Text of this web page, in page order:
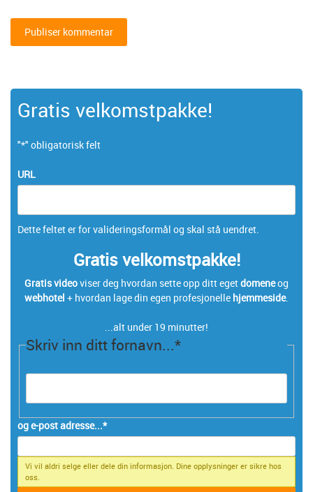
Gratis velkomstpakke!
"*" obligatorisk felt
URL
Dette feltet er for valideringsformål og skal stå uendret.
Gratis velkomstpakke!
Gratis videoviser deg hvordan sette opp ditt egetdomeneog
webhotel + hvordan lage din egen profesjonelle hjemmeside.
...alt under 19 minutter!
Skriv inn ditt fornavn...*
og e-post adresse...*
Vi vil aldri selge eller dele din informasjon. Dine opplysninger er sikre hos
oss.